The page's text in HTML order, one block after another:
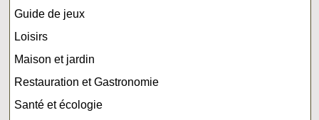
Guide de jeux
Loisirs
Maison et jardin
Restauration et Gastronomie
Santé et écologie